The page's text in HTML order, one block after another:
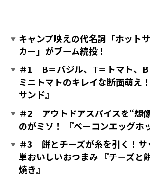
キャンプ映えの代名詞「ホット
カー」がブーム続投！
＃1 B＝バジル、T＝トマト、
ミニトマトのキレイな断面萌え
サンド』
＃2 アウトドアスパイスを“想
のがミソ！ 『ベーコンエッグホ
＃3 餅とチーズが糸を引く！サ
単おいしいおつまみ 『チーズと
焼き』